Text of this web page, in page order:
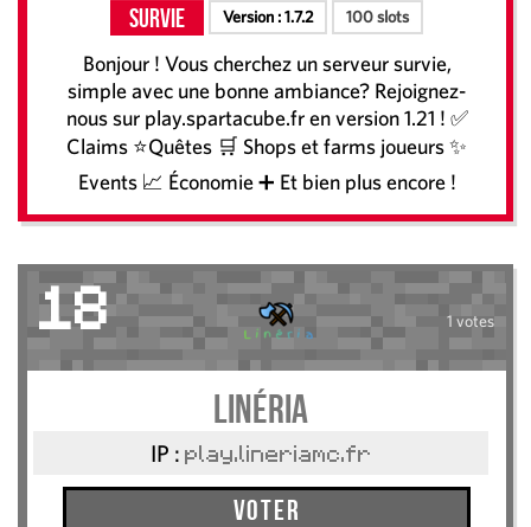
Survie Version :1.7.2 100 slots
Bonjour ! Vous cherchez un serveur survie,
simple avec une bonne ambiance? Rejoignez-
nous sur play.spartacube.fr en version 1.21 ! ✅
Claims ⭐Quêtes 🛒 Shops et farms joueurs ✨
Events 📈 Économie ➕ Et bien plus encore !
18 1 votes
Linéria
IP : play.lineriamc.fr
Voter